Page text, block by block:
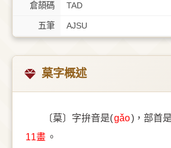
倉頡碼 TAD
五筆 AJSU
菒字概述
〔菒〕字拚音是(gǎo)，部首是
11畫 。